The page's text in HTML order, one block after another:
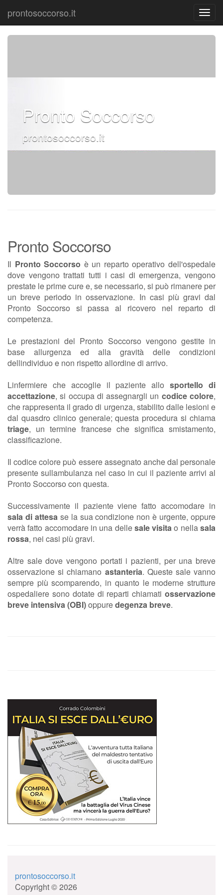
prontosoccorso.it
Pronto Soccorso
prontosoccorso.it
Pronto Soccorso
Il Pronto Soccorso è un reparto operativo dell'ospedale
dove vengono trattati tutti i casi di emergenza, vengono
prestate le prime cure e, se necessario, si può rimanere per
un breve periodo in osservazione. In casi più gravi dal
Pronto Soccorso si passa al ricovero nel reparto di
competenza.
Le prestazioni del Pronto Soccorso vengono gestite in
base allurgenza ed alla gravità delle condizioni
dellindividuo e non rispetto allordine di arrivo.
Linfermiere che accoglie il paziente allosportello di
accettazione, si occupa di assegnargli un codice colore,
che rappresenta il grado di urgenza, stabilito dalle lesioni e
dal quasdro clinico generale; questa procedura si chiama
triage, un termine francese che significa smistamento,
classificazione.
Il codice colore può essere assegnato anche dal personale
presente sullambulanza nel caso in cui il paziente arrivi al
Pronto Soccorso con questa.
Successivamente il paziente viene fatto accomodare in
sala di attesase la sua condizione non è urgente, oppure
verrà fatto accomodare in una dellesale visitao nellasala
rossa, nei casi più gravi.
Altre sale dove vengono portati i pazienti, per una breve
osservazione si chiamano astanteria. Queste sale vanno
sempre più scomparendo, in quanto le moderne strutture
ospedaliere sono dotate di reparti chiamati osservazione
breve intensiva (OBI)oppuredegenza breve.
prontosoccorso.it
Copyright © 2026